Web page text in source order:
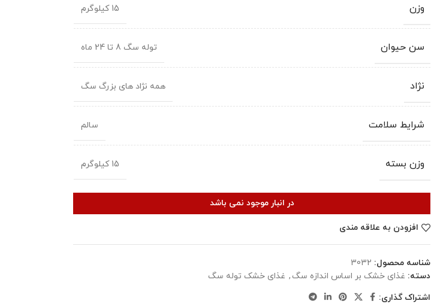
وزن 15 کیلوگرم
سن حیوان توله سگ 8 تا 24 ماه
نژاد همه نژاد های بزرگ سگ
شرایط سلامت سالم
وزن بسته 15 کیلوگرم
در انبار موجود نمی باشد
افزودن به علاقه مندی
شناسه محصول: 3032
دسته: غذای خشک بر اساس اندازه سگ , غذای خشک توله سگ
اشتراک گذاری: